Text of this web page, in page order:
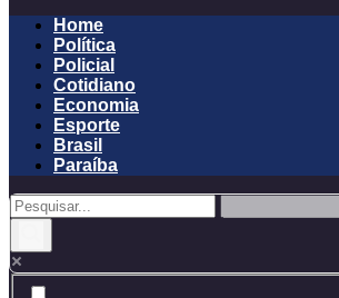
Home
Política
Policial
Cotidiano
Economia
Esporte
Brasil
Paraíba